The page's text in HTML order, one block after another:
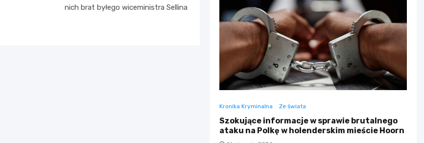
nich brat byłego wiceministra Sellina
Kronika Kryminalna Ze świata
Szokujące informacje w sprawie brutalnego
ataku na Polkę w holenderskim mieście Hoorn